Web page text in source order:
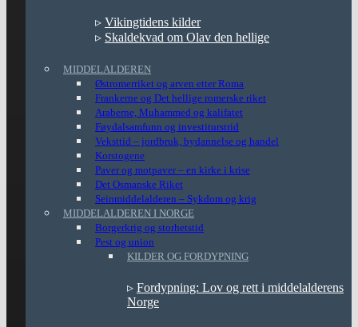
▹ Vikingtidens kilder
▹ Skaldekvad om Olav den hellige
MIDDELALDEREN
Østromerriket og arven etter Roma
Frankerne og Det hellige romerske riket
Araberne, Muhammed og kalifatet
Føydalsamfunn og investiturstrid
Veksttid – jordbruk, bydannelse og handel
Korstogene
Paver og motpaver – en kirke i krise
Det Osmanske Riket
Seinmiddelalderen – Sykdom og krig
MIDDELALDEREN I NORGE
Borgerkrig og storhetstid
Pest og union
KILDER OG FORDYPNING
▹ Fordypning: Lov og rett i middelalderens
Norge